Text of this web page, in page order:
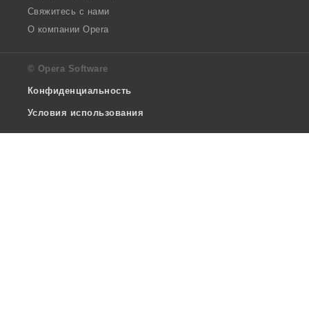
Свяжитесь с нами
О компании Opera
© Opera Software
Конфиденциальность
Условия использования